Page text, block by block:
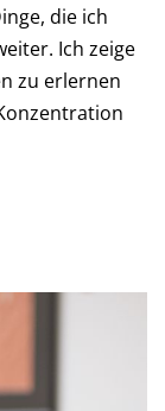
die ich
Ich zeige
zu erlernen